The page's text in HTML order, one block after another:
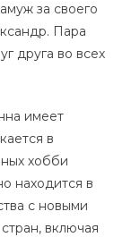
за своего
Пара
друга во всех
имеет
в
хобби
находится в
с новыми
включая